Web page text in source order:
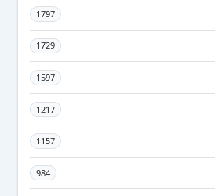
1797
1729
1597
1217
1157
984